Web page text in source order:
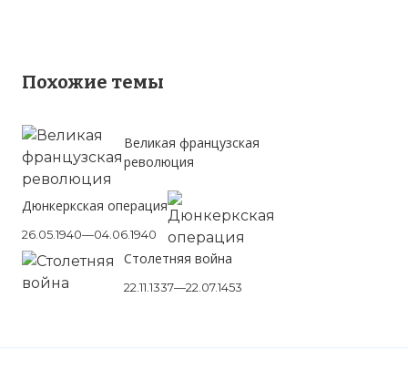
Похожие темы
Великая французская
революция
Дюнкеркская операция
26.05.1940—04.06.1940
Столетняя война
22.11.1337—22.07.1453